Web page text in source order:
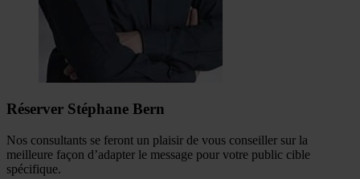
Réserver Stéphane Bern
Nos consultants se feront un plaisir de vous conseiller sur la
meilleure façon d’adapter le message pour votre public cible
spécifique.